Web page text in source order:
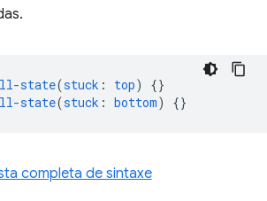
state(stuck : top)
{}
state(stuck : bottom) {}
completa de sintaxe